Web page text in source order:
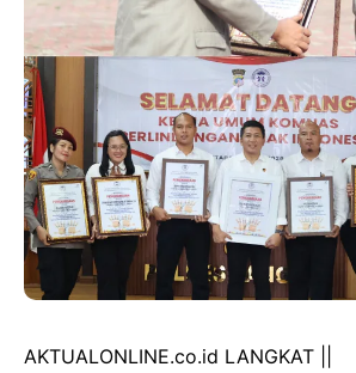
AKTUALONLINE.co.id LANGKAT ||